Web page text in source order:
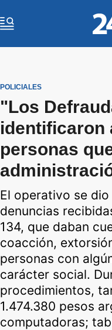
POLICIALES
"Los
identificaron
personas
El operativo se
denuncias
134, que daban
coacción,
personas con
carácter social.
procedimientos,
1.474.380 pesos
computadoras;